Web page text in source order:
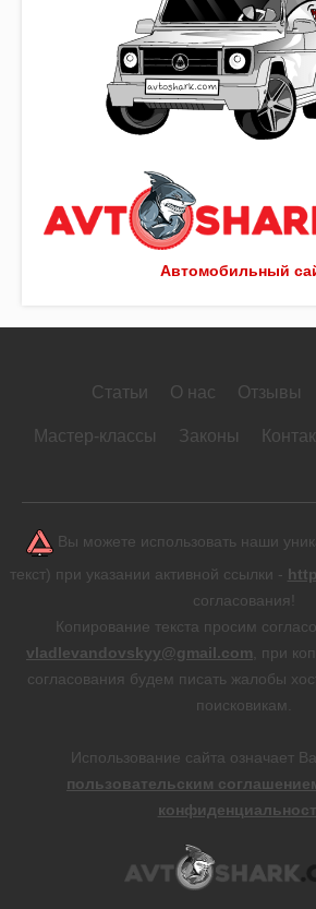
Автомобильный
Статьи О нас Отзывы
Мастер-классы Законы
Вы можете использовать наши
текст) при указании активной ссылки -
согласования!
Копирование текста просим
vladlevandovskyy@gmail.com , при
согласования будем писать жалобы
поисковикам.
Использование сайта означает
пользовательским